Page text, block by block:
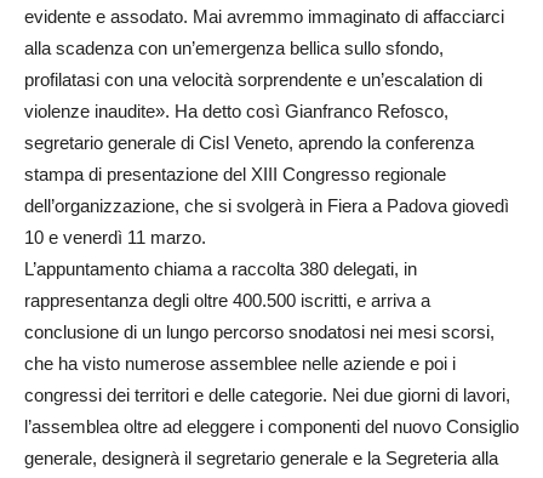
evidente e assodato. Mai avremmo immaginato di affacciarci
alla scadenza con un’emergenza bellica sullo sfondo,
profilatasi con una velocità sorprendente e un’escalation di
violenze inaudite». Ha detto così Gianfranco Refosco,
segretario generale di Cisl Veneto, aprendo la conferenza
stampa di presentazione del XIII Congresso regionale
dell’organizzazione, che si svolgerà in Fiera a Padova giovedì
10 e venerdì 11 marzo.
L’appuntamento chiama a raccolta 380 delegati, in
rappresentanza degli oltre 400.500 iscritti, e arriva a
conclusione di un lungo percorso snodatosi nei mesi scorsi,
che ha visto numerose assemblee nelle aziende e poi i
congressi dei territori e delle categorie. Nei due giorni di lavori,
l’assemblea oltre ad eleggere i componenti del nuovo Consiglio
generale, designerà il segretario generale e la Segreteria alla